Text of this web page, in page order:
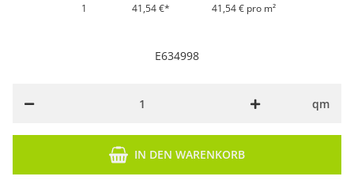
1
41,54 €* 41,54 € pro m²
E634998
qm
IN DEN WARENKORB